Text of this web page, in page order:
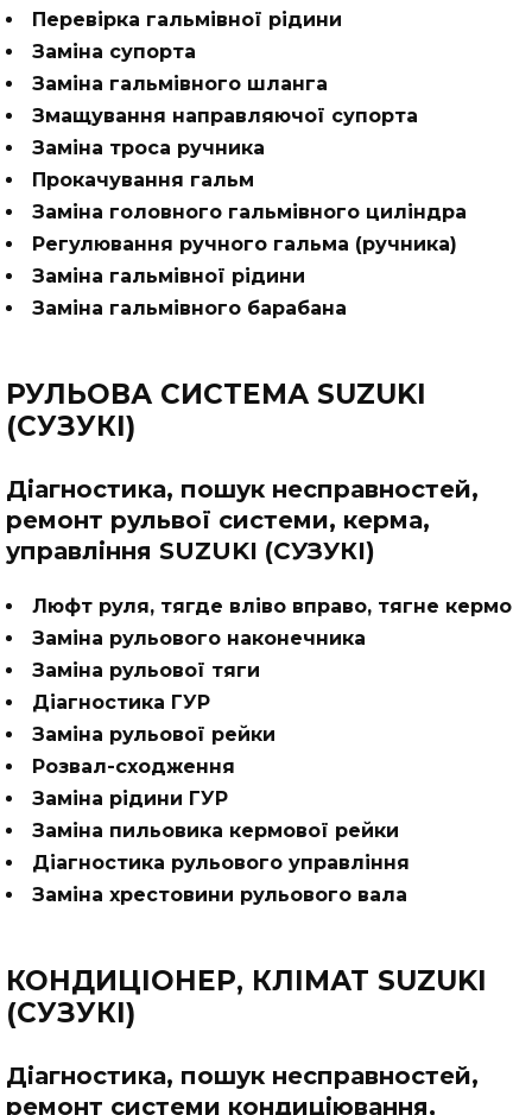
Перевірка гальмівної рідини
Заміна супорта
Заміна гальмівного шланга
Змащування направляючої супорта
Заміна троса ручника
Прокачування гальм
Заміна головного гальмівного циліндра
Регулювання ручного гальма (ручника)
Заміна гальмівної рідини
Заміна гальмівного барабана
РУЛЬОВА СИСТЕМА SUZUKI
(СУЗУКІ)
Діагностика, пошук несправностей,
ремонт рульвої системи, керма,
управління SUZUKI (СУЗУКІ)
Люфт руля, тягде вліво вправо, тягне кермо
Заміна рульового наконечника
Заміна рульової тяги
Діагностика ГУР
Заміна рульової рейки
Розвал-сходження
Заміна рідини ГУР
Заміна пильовика кермової рейки
Діагностика рульового управління
Заміна хрестовини рульового вала
КОНДИЦІОНЕР, КЛІМАТ SUZUKI
(СУЗУКІ)
Діагностика, пошук несправностей,
ремонт системи кондиціювання,